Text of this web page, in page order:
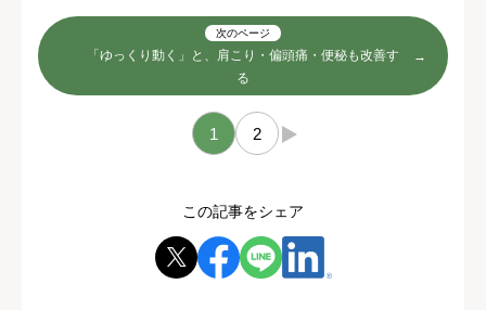
次のページ
「ゆっくり動く」と、肩こり・偏頭痛・便秘も改善す
る
1 2 →
この記事をシェア